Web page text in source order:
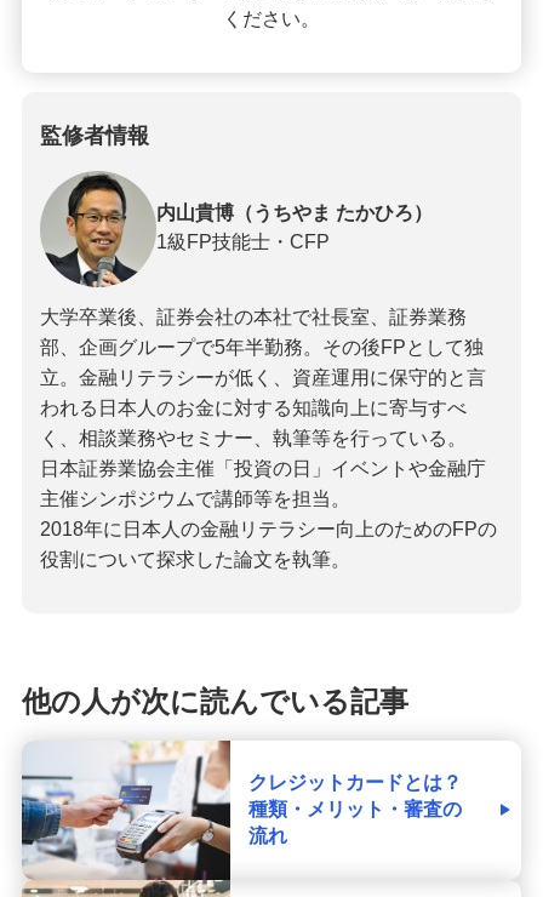
ください。
監修者情報
内山貴博（うちやま たかひろ）
1級FP技能士・CFP
大学卒業後、証券会社の本社で社長室、証券業務
部、企画グループで5年半勤務。その後FPとして独
立。金融リテラシーが低く、資産運用に保守的と言
われる日本人のお金に対する知識向上に寄与すべ
く、相談業務やセミナー、執筆等を行っている。
日本証券業協会主催「投資の日」イベントや金融庁
主催シンポジウムで講師等を担当。
2018年に日本人の金融リテラシー向上のためのFPの
役割について探求した論文を執筆。
他の人が次に読んでいる記事
クレジットカードとは？
種類・メリット・審査の
流れ